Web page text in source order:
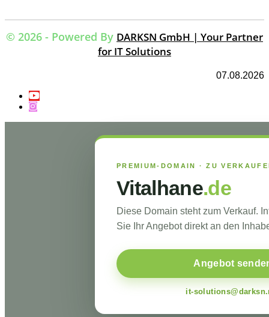
© 2026 - Powered By DARKSN GmbH | Your Partner
for IT Solutions
07.08.2026
PREMIUM-DOMAIN · ZU
Vitalhane.de
Diese Domain steht zum Verkauf.
Sie Ihr Angebot direkt an den
Angebot
it-